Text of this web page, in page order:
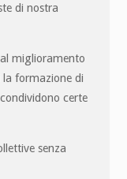
di nostra
miglioramento
la formazione di
certe
senza